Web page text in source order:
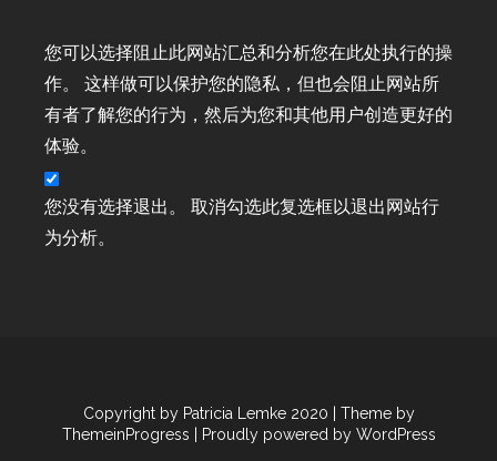
Workshop
Workshop-Goodies
Workshop-Termine
Workshop-Termine
Workshop-Termine 2024
Wunderbare Weihnachtszeit ab 01.11.19
YouTube Hop Bunte Stempelrunde
YouTube Live Basteln
您可以选择阻止此网站汇总和分析您在此处执行的操
作。 这样做可以保护您的隐私，但也会阻止网站所
有者了解您的行为，然后为您和其他用户创造更好的
体验。
您没有选择退出。 取消勾选此复选框以退出网站行
为分析。
Copyright by Patricia Lemke 2020
| Theme by
ThemeinProgress
| Proudly powered by WordPress